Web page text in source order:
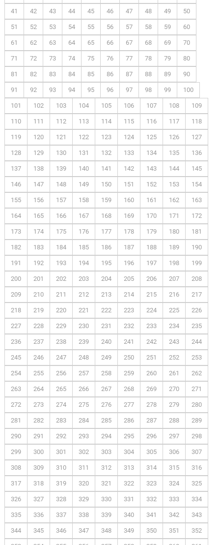
41 42 43 44 45 46 47 48 49 50
51 52 53 54 55 56 57 58 59 60
61 62 63 64 65 66 67 68 69 70
71 72 73 74 75 76 77 78 79 80
81 82 83 84 85 86 87 88 89 90
91 92 93 94 95 96 97 98 99 100
101 102 103 104 105 106 107 108 109
110 111 112 113 114 115 116 117 118
119 120 121 122 123 124 125 126 127
128 129 130 131 132 133 134 135 136
137 138 139 140 141 142 143 144 145
146 147 148 149 150 151 152 153 154
155 156 157 158 159 160 161 162 163
164 165 166 167 168 169 170 171 172
173 174 175 176 177 178 179 180 181
182 183 184 185 186 187 188 189 190
191 192 193 194 195 196 197 198 199
200 201 202 203 204 205 206 207 208
209 210 211 212 213 214 215 216 217
218 219 220 221 222 223 224 225 226
227 228 229 230 231 232 233 234 235
236 237 238 239 240 241 242 243 244
245 246 247 248 249 250 251 252 253
254 255 256 257 258 259 260 261 262
263 264 265 266 267 268 269 270 271
272 273 274 275 276 277 278 279 280
281 282 283 284 285 286 287 288 289
290 291 292 293 294 295 296 297 298
299 300 301 302 303 304 305 306 307
308 309 310 311 312 313 314 315 316
317 318 319 320 321 322 323 324 325
326 327 328 329 330 331 332 333 334
335 336 337 338 339 340 341 342 343
344 345 346 347 348 349 350 351 352